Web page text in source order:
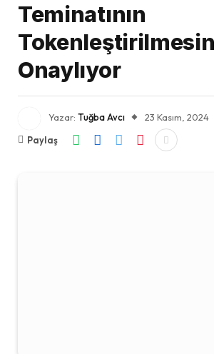
Teminatının
Onaylıyor
Yazar: Tuğba Avcı
23 Kasım, 2024
Paylaş